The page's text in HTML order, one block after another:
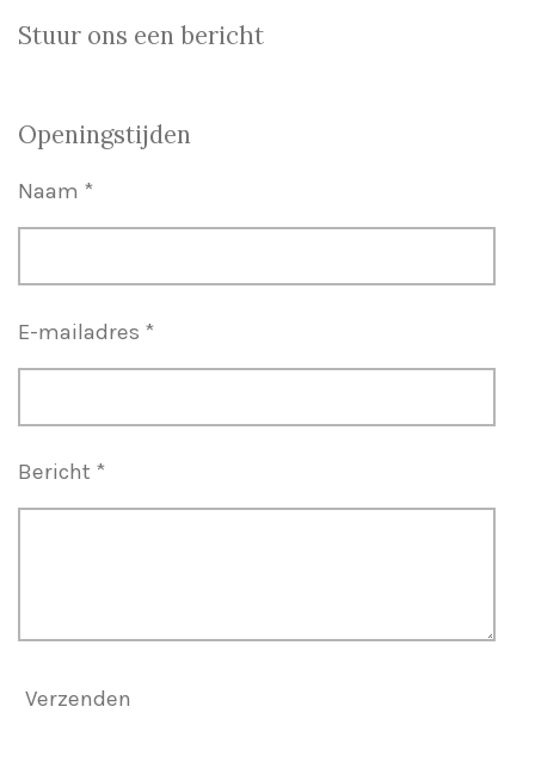
Stuur ons een bericht
Openingstijden
Naam *
E-mailadres *
Bericht *
Verzenden